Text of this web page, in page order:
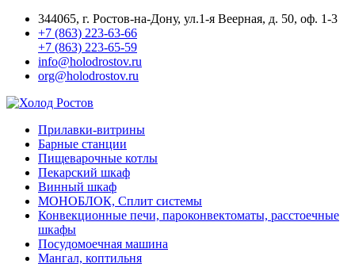
344065, г. Ростов-на-Дону, ул.1-я Веерная, д. 50, оф. 1-3
+7 (863) 223-63-66
+7 (863) 223-65-59
info@holodrostov.ru
org@holodrostov.ru
Прилавки-витрины
Барные станции
Пищеварочные котлы
Пекарский шкаф
Винный шкаф
МОНОБЛОК, Сплит системы
Конвекционные печи, пароконвектоматы, расстоечные
шкафы
Посудомоечная машина
Мангал, коптильня